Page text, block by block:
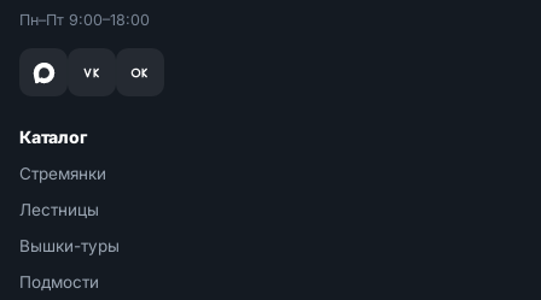
Пн–Пт 9:00–18:00
Каталог
Стремянки
Лестницы
Вышки-туры
Подмости